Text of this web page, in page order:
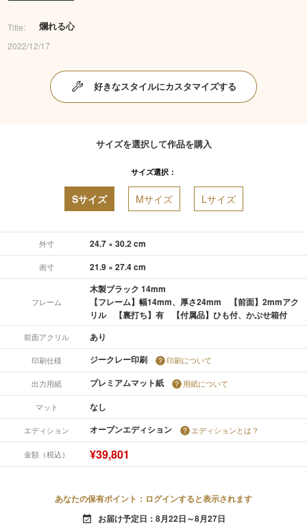
Title: 爛れる心
2022/12/17
好きなスタイルにカスタマイズする
サイズを選択して作品を購入
サイズ選択：
Sサイズ Mサイズ Lサイズ
外寸 24.7 × 30.2 cm
画寸 21.9 × 27.4 cm
フレーム
木製ブラック 14mm
【フレーム】幅14mm、厚さ24mm 【前面】2mmアク
リル 【裏打ち】有 【付属品】ひも付、かぶせ箱付
前面アクリル あり
印刷仕様 ジークレー印刷 印刷について
出力用紙 プレミアムマット紙 用紙について
マット なし
エディション オープンエディション エディションとは？
金額（税込） ¥39,801
あなたの保有ポイント：ログインすると表示されます
event_available お届け予定日：8月22日～8月27日